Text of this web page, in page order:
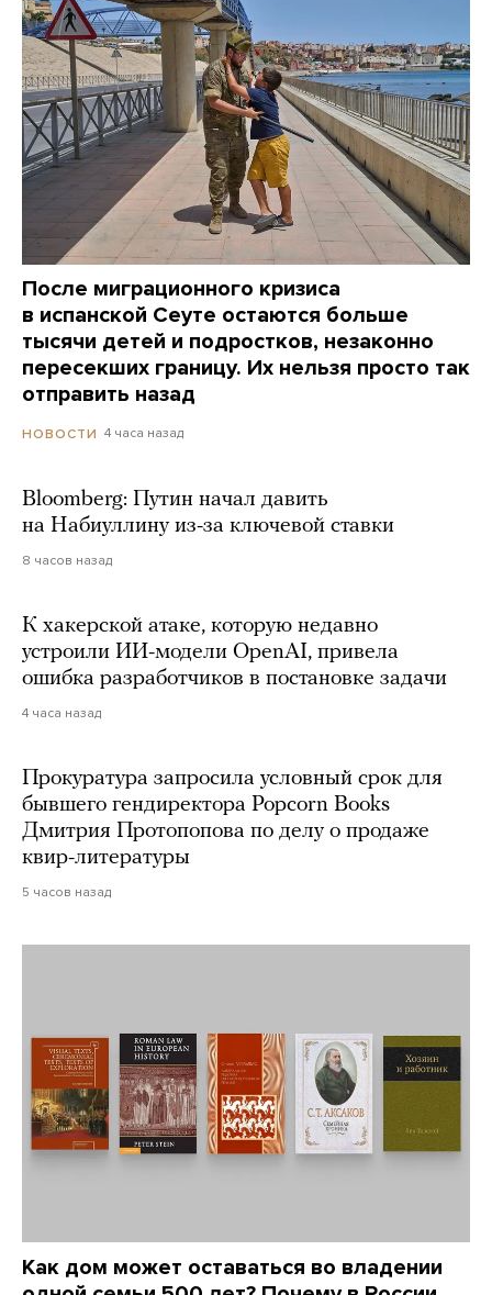
После миграционного кризиса
в испанской Сеуте остаются больше
тысячи детей и подростков, незаконно
пересекших границу. Их нельзя просто так
отправить назад
НОВОСТИ 4 часа назад
Bloomberg: Путин начал давить
на Набиуллину из-за ключевой ставки
8 часов назад
К хакерской атаке, которую недавно
устроили ИИ-модели OpenAI, привела
ошибка разработчиков в постановке задачи
4 часа назад
Прокуратура запросила условный срок для
бывшего гендиректора Popcorn Books
Дмитрия Протопопова по делу о продаже
квир-литературы
5 часов назад
Как дом может оставаться во владении